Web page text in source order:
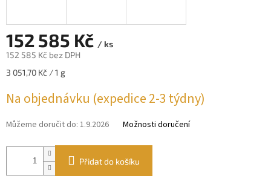
152 585 Kč / ks
152 585 Kč bez DPH
Měrná
3 051,70 Kč / 1 g
Na objednávku (expedice 2-3 týdny)
Můžeme doručit do: 1.9.2026 Možnosti doručení
Přidat do košíku